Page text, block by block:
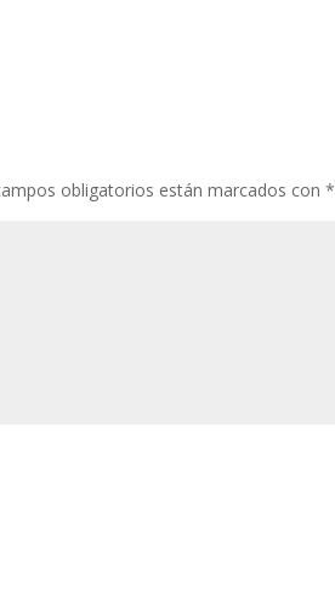
obligatorios están marcados con*